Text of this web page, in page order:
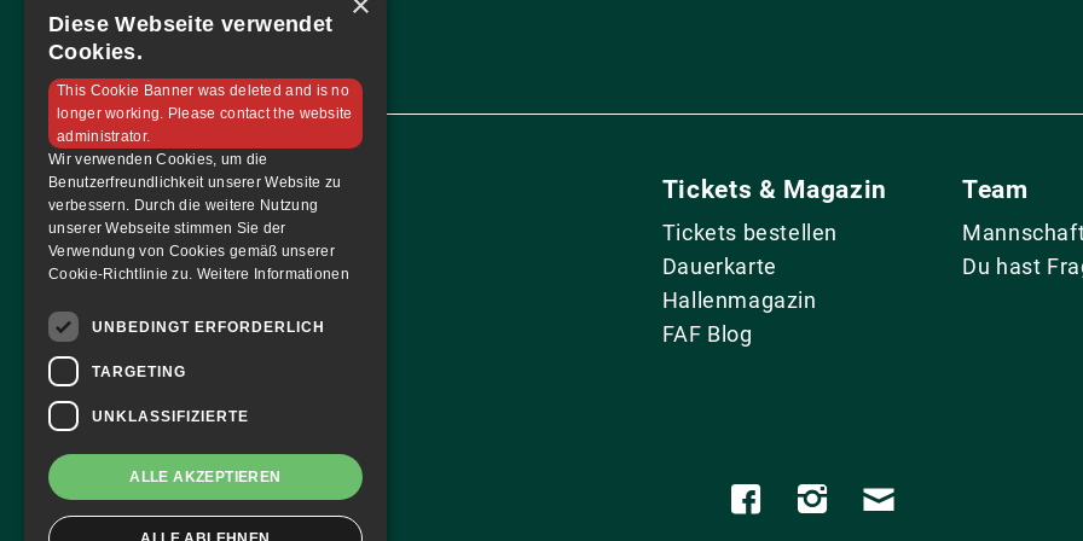
Navigation
Home
Mannschaft
Tabelle & Spielplan
Kontakt
Tickets & Magazin
Tickets bestellen
Dauerkarte
Hallenmagazin
FAF Blog
Team
Du hast
1 2 3
Diese Webseite verwendet
Cookies.
This Cookie Banner was deleted and is no
longer working. Please contact the website
administrator.
Wir verwenden Cookies, um die
Benutzerfreundlichkeit unserer Website zu
verbessern. Durch die weitere Nutzung
unserer Webseite stimmen Sie der
Verwendung von Cookies gemäß unserer
Cookie-Richtlinie zu. Weitere Informationen
UNBEDINGT ERFORDERLICH
TARGETING
UNKLASSIFIZIERTE
ALLE AKZEPTIEREN